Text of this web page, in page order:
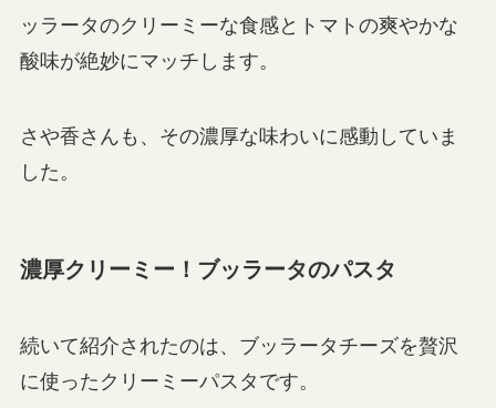
ッラータのクリーミーな食感とトマトの爽やかな
酸味が絶妙にマッチします。
さや香さんも、その濃厚な味わいに感動していま
した。
濃厚クリーミー！ブッラータのパスタ
続いて紹介されたのは、ブッラータチーズを贅沢
に使ったクリーミーパスタです。